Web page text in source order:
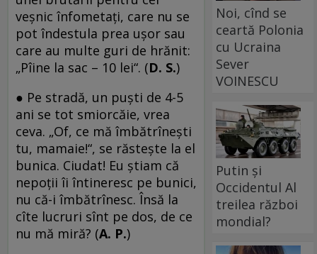
veșnic înfometați, care nu se
pot îndestula prea ușor sau
care au multe guri de hrănit:
„Pîine la sac – 10 lei“. (D. S.)
● Pe stradă, un puști de 4-5
ani se tot smiorcăie, vrea
ceva. „Of, ce mă îmbătrînești
tu, mamaie!“, se răstește la el
bunica. Ciudat! Eu știam că
nepoții îi întineresc pe bunici,
nu că-i îmbătrînesc. Însă la
cîte lucruri sînt pe dos, de ce
nu mă miră? (A. P.)
Noi, cînd se
ceartă Polonia
cu Ucraina
Sever
VOINESCU
Putin și
Occidentul Al
treilea război
mondial?